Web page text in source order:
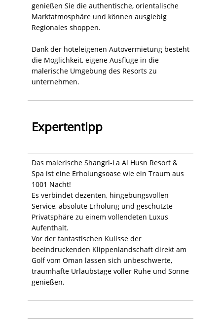
genießen Sie die authentische, orientalische
Marktatmosphäre und können ausgiebig
Regionales shoppen.
Dank der hoteleigenen Autovermietung besteht
die Möglichkeit, eigene Ausflüge in die
malerische Umgebung des Resorts zu
unternehmen.
Expertentipp
Das malerische Shangri-La Al Husn Resort &
Spa ist eine Erholungsoase wie ein Traum aus
1001 Nacht!
Es verbindet dezenten, hingebungsvollen
Service, absolute Erholung und geschützte
Privatsphäre zu einem vollendeten Luxus
Aufenthalt.
Vor der fantastischen Kulisse der
beeindruckenden Klippenlandschaft direkt am
Golf vom Oman lassen sich unbeschwerte,
traumhafte Urlaubstage voller Ruhe und Sonne
genießen.